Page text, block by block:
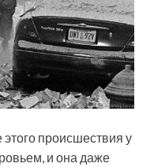
этого происшествия у
и она даже